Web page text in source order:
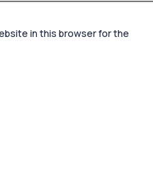
in this browser for the